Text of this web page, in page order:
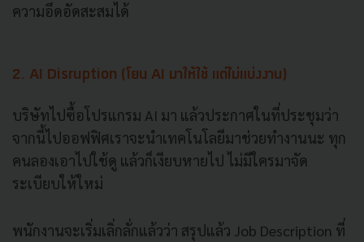
ความอึดอัดสะสมได้
2. AI Disruption (โยน AI มาให้ใช้ แต่ไม่แบ่งงาน)
บริษัทไปซื้อโปรแกรม AI มา แล้วประกาศในที่ประชุมว่า
จากนี้ไปออฟฟิศเราจะนำเทคโนโลยีมาช่วยทำงานนะ ทุก
คนลองเอาไปใช้ดู แล้วก็เงียบหายไป ไม่มีใครมาจัด
ระเบียบให้ใหม่
พนักงานจะเริ่มเลิ่กลั่กแล้วว่า สรุปแล้ว Job Description ที่